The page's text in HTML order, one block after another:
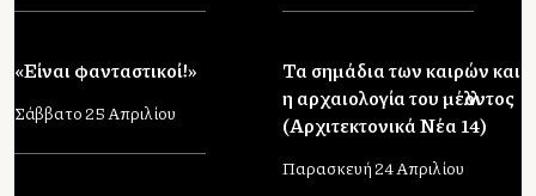
«Είναι φανταστικοί!»
Σάββατο 25 Απριλίου
Τα σημάδια των καιρών και
η αρχαιολογία του μέλλοντος
(Αρχιτεκτονικά Νέα 14)
Παρασκευή 24 Απριλίου